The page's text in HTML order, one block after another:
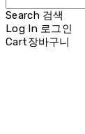
Search 검색
Log In 로그인
Cart장바구니